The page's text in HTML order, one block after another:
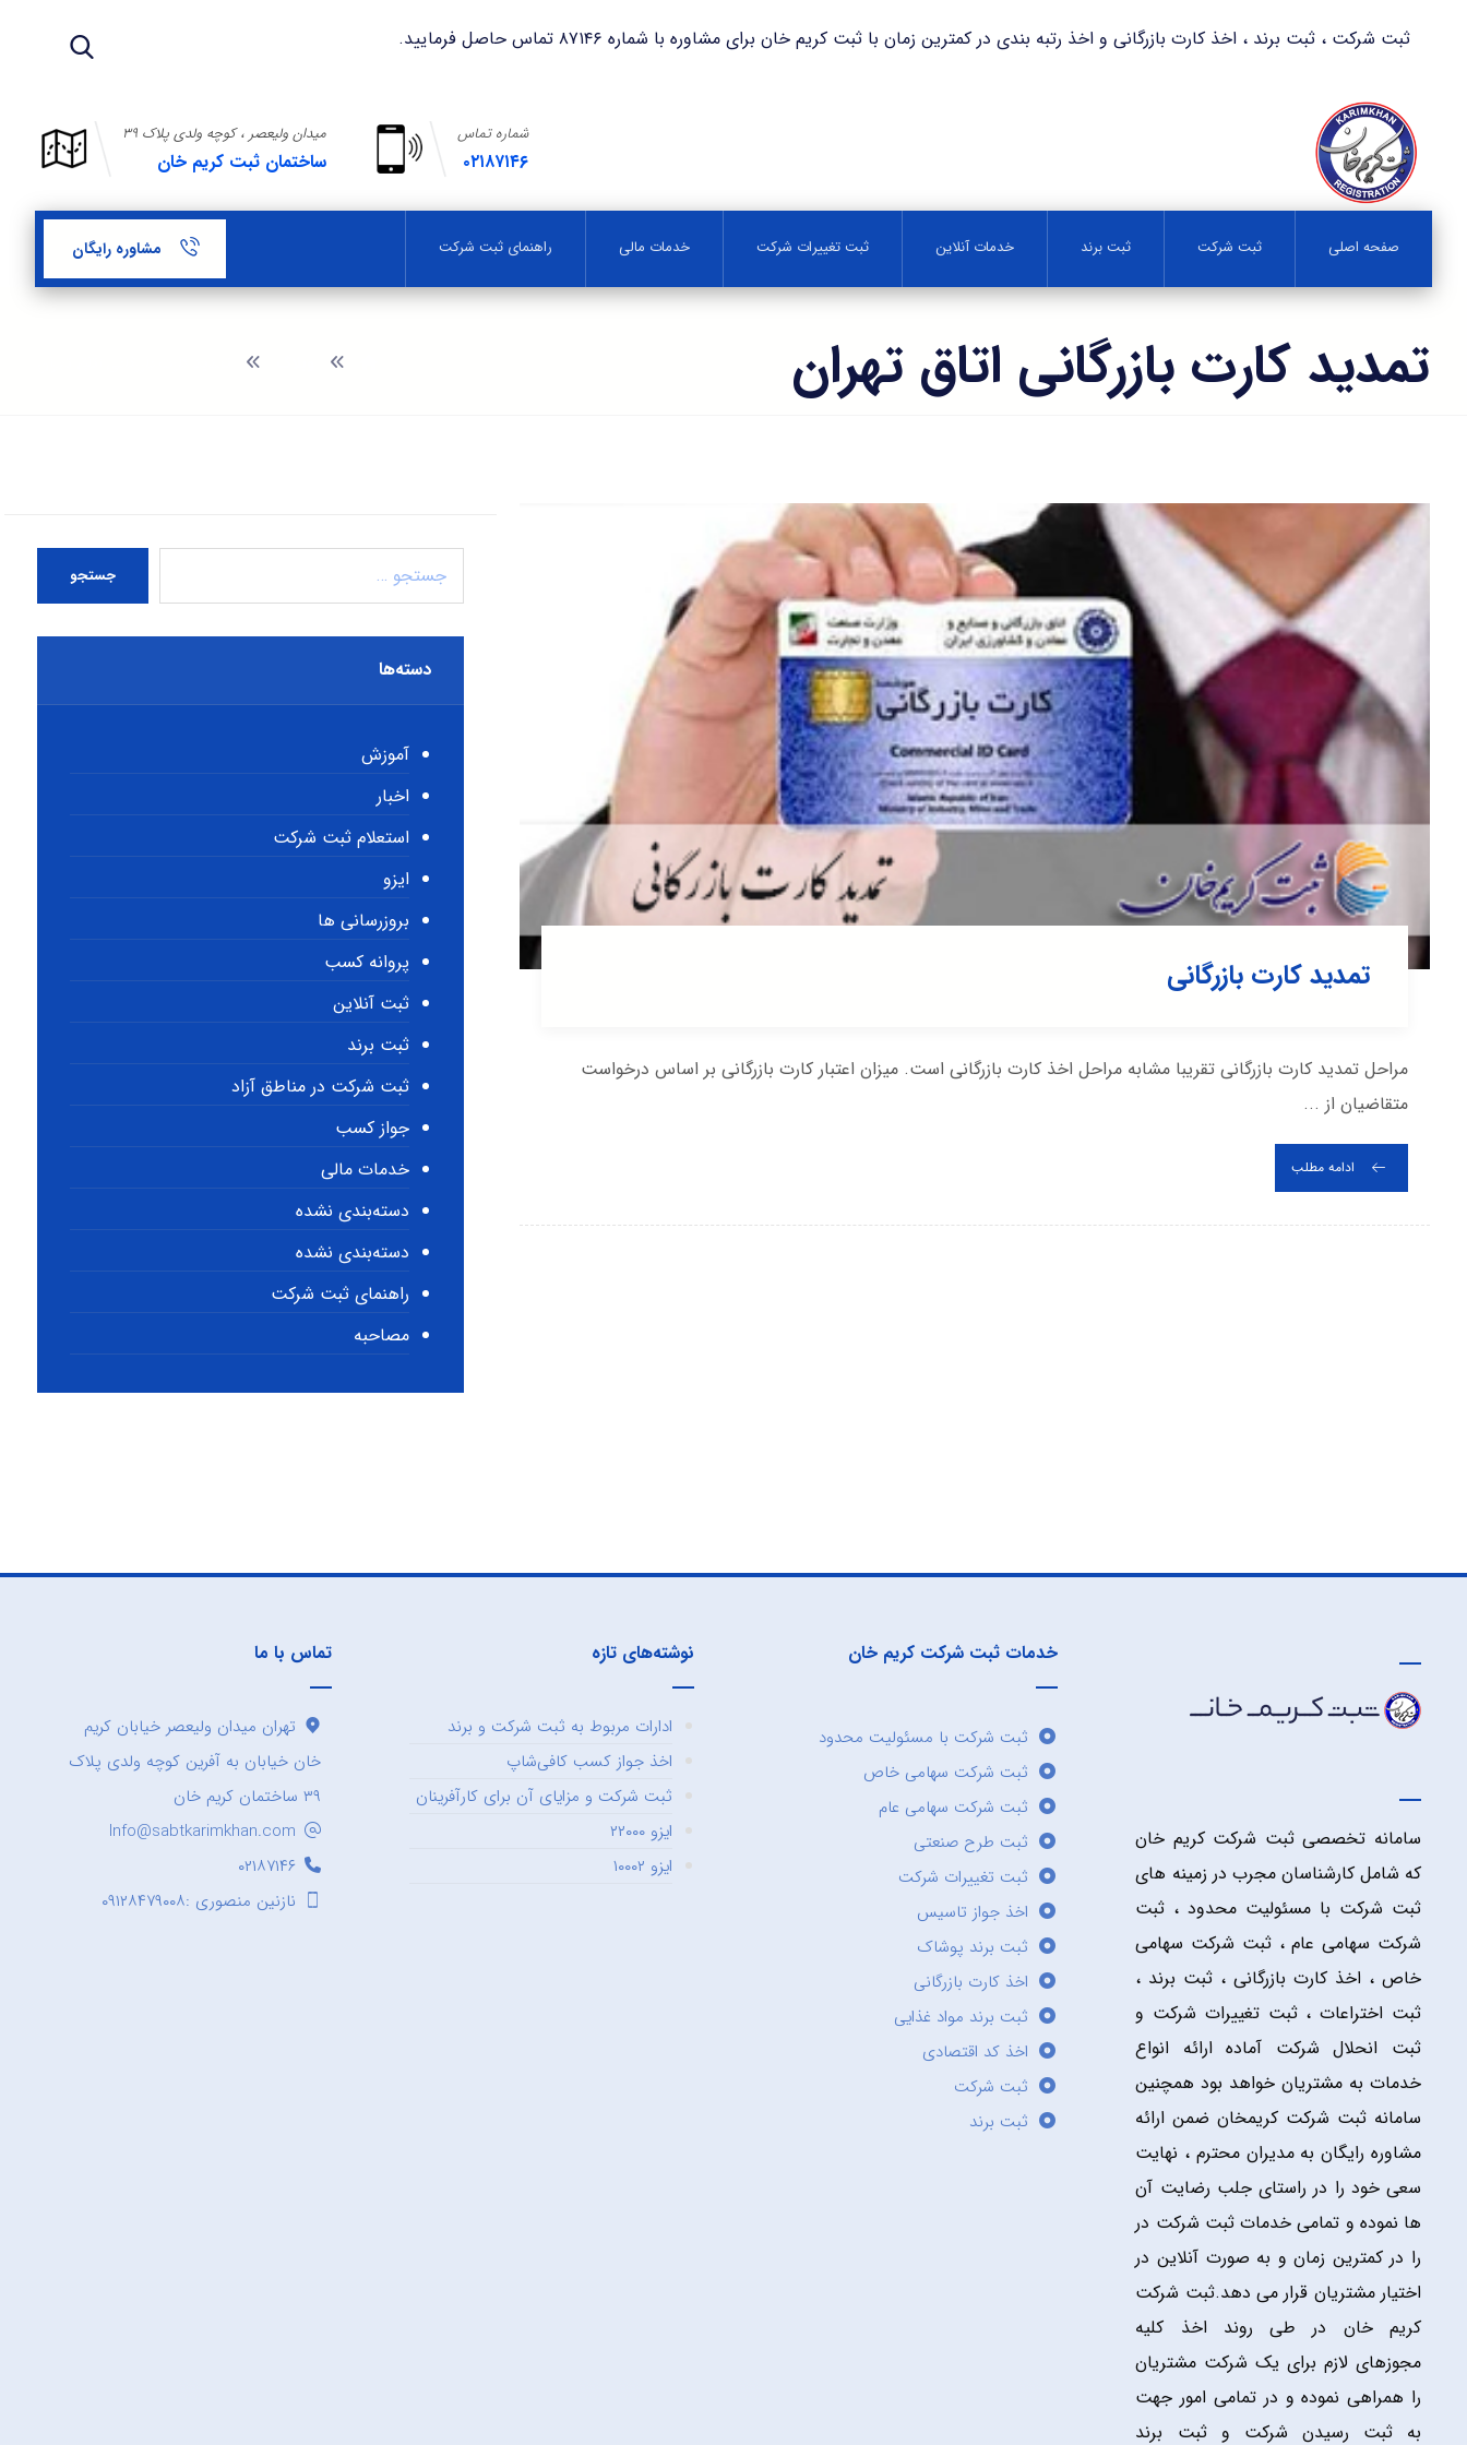
ثبت شرکت ، ثبت برند ، اخذ کارت بازرگانی و اخذ رتبه بندی در کمترین زمان با ثبت کریم خان برای مشاوره با شماره ۸۷۱۴۶ تماس حاصل فرمایید.
میدان ولیعصر ، کوچه ولدی پلاک ۳۹
ساختمان ثبت کریم خان
شماره تماس
۰۲۱۸۷۱۴۶
صفحه اصلی ثبت شرکت ثبت برند خدمات آنلاین ثبت تغییرات شرکت خدمات مالی راهنمای ثبت شرکت مشاوره رایگان
تمدید کارت بازرگانی اتاق تهران
تمدید کارت بازرگانی
مراحل تمدید کارت بازرگانی تقریبا مشابه مراحل اخذ کارت بازرگانی است. میزان اعتبار کارت بازرگانی بر اساس درخواست
متقاضیان از ...
ادامه مطلب
جستجو
دسته‌ها
آموزش
اخبار
استعلام ثبت شرکت
ایزو
بروزرسانی ها
پروانه کسب
ثبت آنلاین
ثبت برند
ثبت شرکت در مناطق آزاد
جواز کسب
خدمات مالی
دسته‌بندی نشده
دسته‌بندی نشده
راهنمای ثبت شرکت
مصاحبه
سامانه تخصصی ثبت شرکت کریم خان
که شامل کارشناسان مجرب در زمینه های
ثبت شرکت با مسئولیت محدود ، ثبت
شرکت سهامی عام ، ثبت شرکت سهامی
خاص ، اخذ کارت بازرگانی ، ثبت برند ،
ثبت اختراعات ، ثبت تغییرات شرکت و
ثبت انحلال شرکت آماده ارائه انواع
خدمات به مشتریان خواهد بود همچنین
سامانه ثبت شرکت کریمخان ضمن ارائه
مشاوره رایگان به مدیران محترم ، نهایت
سعی خود را در راستای جلب رضایت آن
ها نموده و تمامی خدمات ثبت شرکت در
را در کمترین زمان و به صورت آنلاین در
اختیار مشتریان قرار می دهد.ثبت شرکت
کریم خان در طی روند اخذ کلیه
مجوزهای لازم برای یک شرکت مشتریان
را همراهی نموده و در تمامی امور جهت
به ثبت رسیدن شرکت و ثبت برند
خدمات ثبت شرکت کریم خان
ثبت شرکت با مسئولیت محدود
ثبت شرکت سهامی خاص
ثبت شرکت سهامی عام
ثبت طرح صنعتی
ثبت تغییرات شرکت
اخذ جواز تاسیس
ثبت برند پوشاک
اخذ کارت بازرگانی
ثبت برند مواد غذایی
اخذ کد اقتصادی
ثبت شرکت
ثبت برند
نوشته‌های تازه
ادارات مربوط به ثبت شرکت و برند
اخذ جواز کسب کافی‌شاپ
ثبت شرکت و مزایای آن برای کارآفرینان
ایزو ۲۲۰۰۰
ایزو ۱۰۰۰۲
تماس با ما
تهران میدان ولیعصر خیابان کریم
خان خیابان به آفرین کوچه ولدی پلاک
۳۹ ساختمان کریم خان
Info@sabtkarimkhan.com
۰۲۱۸۷۱۴۶
نازنین منصوری :۰۹۱۲۸۴۷۹۰۰۸